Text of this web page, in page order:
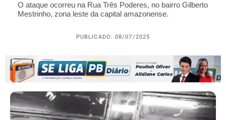
O ataque ocorreu na Rua Três Poderes, no bairro Gilberto
Mestrinho, zona leste da capital amazonense.
PUBLICADO: 08/07/2025